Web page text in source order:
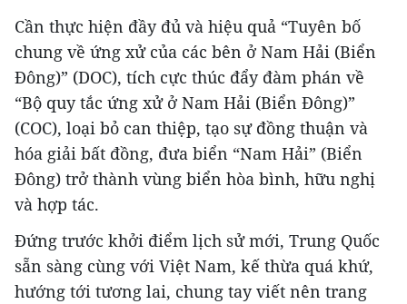
Cần thực hiện đầy đủ và hiệu quả “Tuyên bố
chung về ứng xử của các bên ở Nam Hải (Biển
Đông)” (DOC), tích cực thúc đẩy đàm phán về
“Bộ quy tắc ứng xử ở Nam Hải (Biển Đông)”
(COC), loại bỏ can thiệp, tạo sự đồng thuận và
hóa giải bất đồng, đưa biển “Nam Hải” (Biển
Đông) trở thành vùng biển hòa bình, hữu nghị
và hợp tác.
Đứng trước khởi điểm lịch sử mới, Trung Quốc
sẵn sàng cùng với Việt Nam, kế thừa quá khứ,
hướng tới tương lai, chung tay viết nên trang